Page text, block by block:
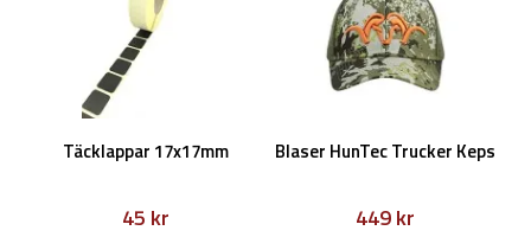
Täcklappar 17x17mm
45 kr
Blaser HunTec Trucker Keps
449 kr